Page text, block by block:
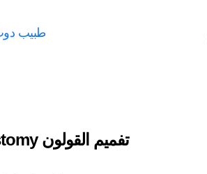
طبيب
تفميم القولون Colostomy و تفميم اللفائفي Ileostomy